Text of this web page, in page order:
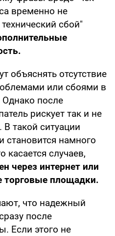
временно не
сбой"
объяснять отсутствие
или сбоями в
Однако после
рискует так и не
такой ситуации
становится намного
касается случаев,
через интернет или
торговые площадки.
что надежный
после
Если этого не